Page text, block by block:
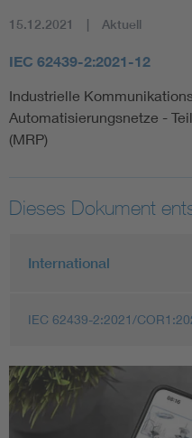
15.12.2021 Aktuell
IEC 62439-2:2021-12
Industrielle
Automatisierungsnetze -
(MRP)
Dieses Dokument
International
IEC 62439-2:2021/